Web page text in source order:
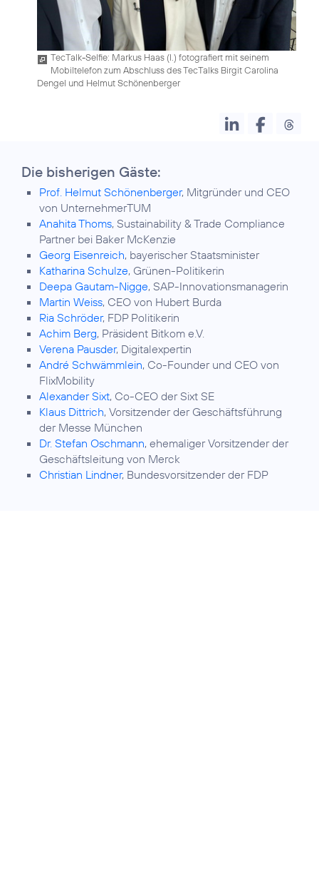
TecTalk-Selfie: Markus Haas (l.) fotografiert mit seinem
Mobiltelefon zum Abschluss des TecTalks Birgit Carolina
Dengel und Helmut Schönenberger
Die bisherigen Gäste:
Prof. Helmut Schönenberger, Mitgründer und CEO
von UnternehmerTUM
Anahita Thoms, Sustainability & Trade Compliance
Partner bei Baker McKenzie
Georg Eisenreich, bayerischer Staatsminister
Katharina Schulze, Grünen-Politikerin
Deepa Gautam-Nigge, SAP-Innovationsmanagerin
Martin Weiss, CEO von Hubert Burda
Ria Schröder, FDP Politikerin
Achim Berg, Präsident Bitkom e.V.
Verena Pausder, Digitalexpertin
André Schwämmlein, Co-Founder und CEO von
FlixMobility
Alexander Sixt, Co-CEO der Sixt SE
Klaus Dittrich, Vorsitzender der Geschäftsführung
der Messe München
Dr. Stefan Oschmann, ehemaliger Vorsitzender der
Geschäftsleitung von Merck
Christian Lindner, Bundesvorsitzender der FDP